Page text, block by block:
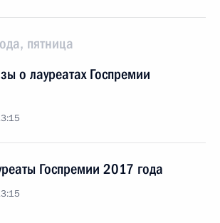
пятница
о лауреатах Госпремии
Госпремии 2017 года